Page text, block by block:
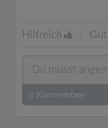
Hilfreich
0 Kommentare